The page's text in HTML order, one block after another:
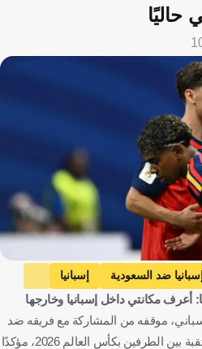
حاليًا
إسبانيا ضد السعودية
إسبانيا
إسبانيا
المملكة العربية السعودية
مكانتي داخل إسبانيا وخارجها
موقفه من المشاركة مع فريقه ضد
منتخب السعودية في المباراة المرتقبة بين الطرفين بكأس العالم 2026، مؤكدًا